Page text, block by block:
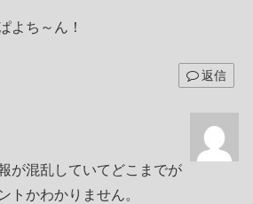
よち～ん！
返信
が混乱していてどこまでが
トかわかりません。